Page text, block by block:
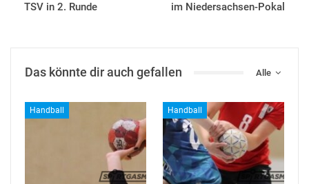
TSV in 2. Runde
im Niedersachsen-Pokal
Alle
Das könnte dir auch gefallen
Handball Handball